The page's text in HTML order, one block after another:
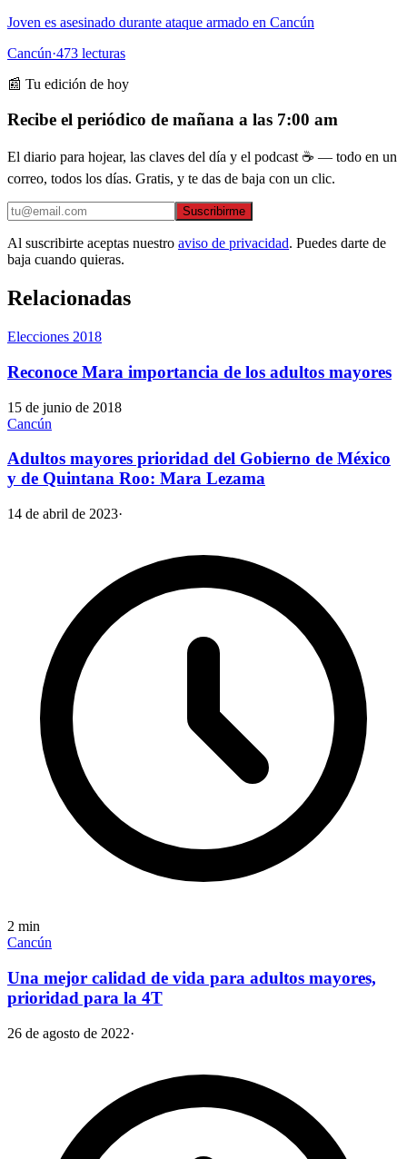
Joven es asesinado durante ataque armado en Cancún
Cancún·473 lecturas
📰 Tu edición de hoy
Recibe el periódico de mañana a las 7:00 am
El diario para hojear, las claves del día y el podcast ☕ — todo en un
correo, todos los días. Gratis, y te das de baja con un clic.
Suscribirme
Al suscribirte aceptas nuestro aviso de privacidad. Puedes darte de
baja cuando quieras.
Relacionadas
Elecciones 2018
Reconoce Mara importancia de los adultos mayores
15 de junio de 2018
Cancún
Adultos mayores prioridad del Gobierno de México
y de Quintana Roo: Mara Lezama
14 de abril de 2023·
2 min
Cancún
Una mejor calidad de vida para adultos mayores,
prioridad para la 4T
26 de agosto de 2022·